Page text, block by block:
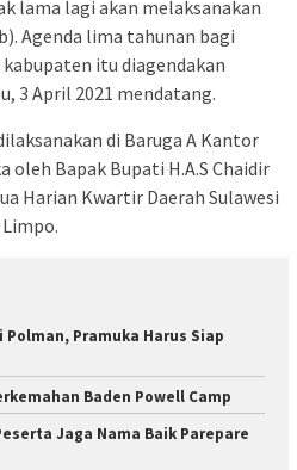
lama lagi akan melaksanakan
Agenda lima tahunan bagi
itu diagendakan
3 April 2021 mendatang.
di Baruga A Kantor
oleh Bapak Bupati H.A.S Chaidir
Harian Kwartir Daerah Sulawesi
Polman, Pramuka Harus Siap
Baden Powell Camp
Jaga Nama Baik Parepare